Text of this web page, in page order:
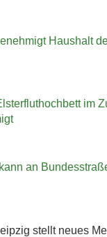
Haus­halt
im
an
stellt neues